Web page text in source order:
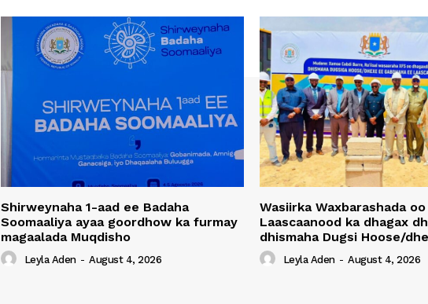
Shirweynaha 1-aad ee Badaha
Soomaaliya ayaa goordhow ka furmay
magaalada Muqdisho
Leyla Aden - August 4, 2026
Wasiirka Waxbarashada
Laascaanood ka dhagax
dhismaha Dugsi Hoose/
Leyla Aden - August 4, 2026